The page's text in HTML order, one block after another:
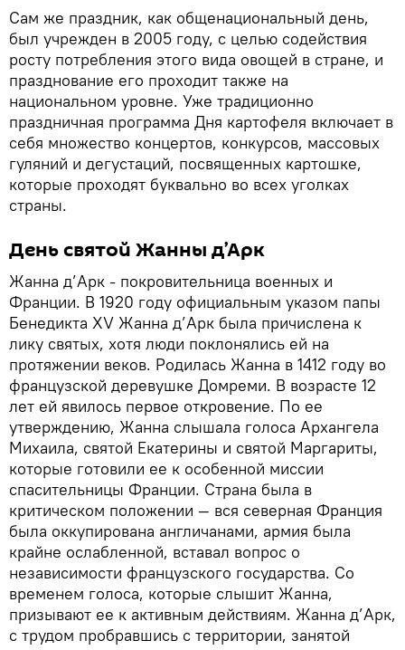
Сам же праздник, как общенациональный день,
был учрежден в 2005 году, с целью содействия
росту потребления этого вида овощей в стране, и
празднование его проходит также на
национальном уровне. Уже традиционно
праздничная программа Дня картофеля включает в
себя множество концертов, конкурсов, массовых
гуляний и дегустаций, посвященных картошке,
которые проходят буквально во всех уголках
страны.
День святой Жанны д’Арк
Жанна д’Арк - покровительница военных и
Франции. В 1920 году официальным указом папы
Бенедикта XV Жанна д’Арк была причислена к
лику святых, хотя люди поклонялись ей на
протяжении веков. Родилась Жанна в 1412 году во
французской деревушке Домреми. В возрасте 12
лет ей явилось первое откровение. По ее
утверждению, Жанна слышала голоса Архангела
Михаила, святой Екатерины и святой Маргариты,
которые готовили ее к особенной миссии
спасительницы Франции. Страна была в
критическом положении — вся северная Франция
была оккупирована англичанами, армия была
крайне ослабленной, вставал вопрос о
независимости французского государства. Со
временем голоса, которые слышит Жанна,
призывают ее к активным действиям. Жанна д’Арк,
с трудом пробравшись с территории, занятой